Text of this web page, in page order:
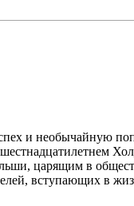
и необычайную
царящим в
вступающих в